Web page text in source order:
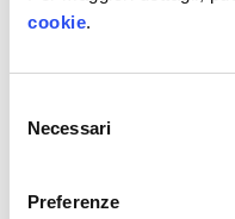
cookie.
delNecessari
Preferenze
attrezzatura e spese
fino a 400.000€ per
consulenze,